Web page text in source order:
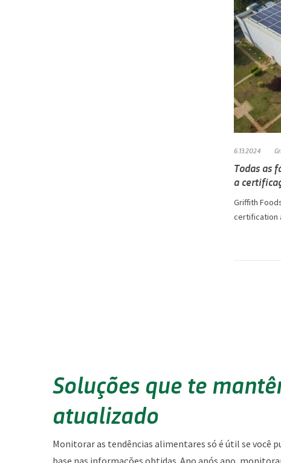
6.13.2024
Todas as
a
Griffith
certification
Soluções que te
atualizado
Monitorar as tendências alimentares só é útil se você